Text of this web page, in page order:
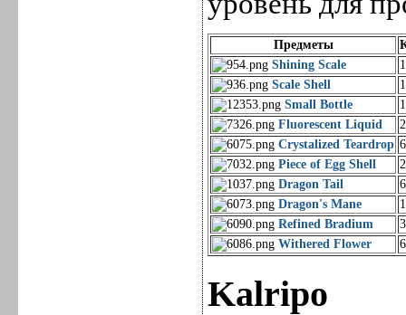
Предметы
Shining Scale
Scale Shell
Small Bottle
1
Fluorescent Liquid
Crystalized Teardrop 6
Piece of Egg Shell
Dragon Tail
6
Dragon's Mane
Refined Bradium
3
Withered Flower
6
Kalripo